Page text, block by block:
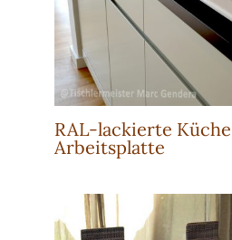
RAL-lackierte
Arbeitsplatte